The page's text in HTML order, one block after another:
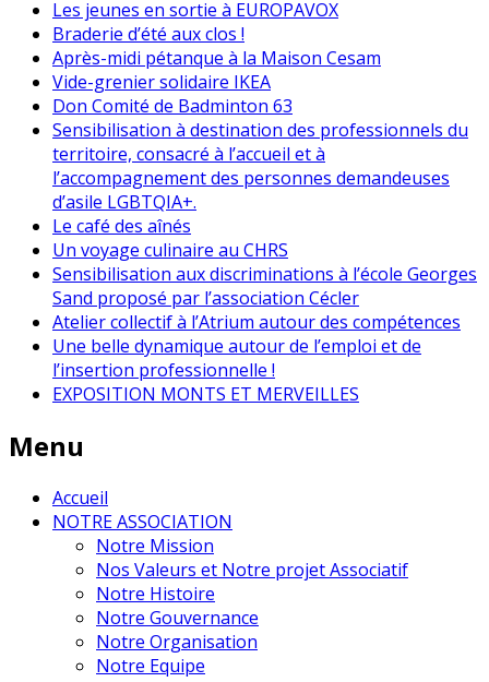
Les jeunes en sortie à EUROPAVOX
Braderie d’été aux clos !
Après-midi pétanque à la Maison Cesam
Vide-grenier solidaire IKEA
Don Comité de Badminton 63
Sensibilisation à destination des professionnels du
territoire, consacré à l’accueil et à
l’accompagnement des personnes demandeuses
d’asile LGBTQIA+.
Le café des aînés
Un voyage culinaire au CHRS
Sensibilisation aux discriminations à l’école Georges
Sand proposé par l’association Cécler
Atelier collectif à l’Atrium autour des compétences
Une belle dynamique autour de l’emploi et de
l’insertion professionnelle !
EXPOSITION MONTS ET MERVEILLES
Menu
Accueil
NOTRE ASSOCIATION
Notre Mission
Nos Valeurs et Notre projet Associatif
Notre Histoire
Notre Gouvernance
Notre Organisation
Notre Equipe